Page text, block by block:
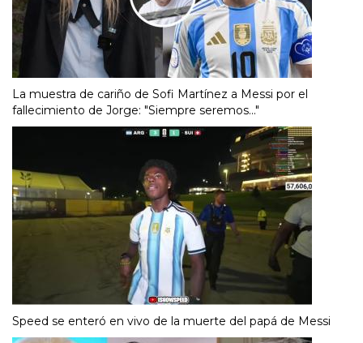
La muestra de cariño de Sofi Martínez a Messi por el
fallecimiento de Jorge: "Siempre seremos..."
Speed se enteró en vivo de la muerte del papá de Messi